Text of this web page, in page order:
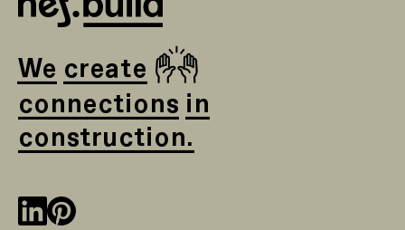
We create 🙌
connections in
construction.